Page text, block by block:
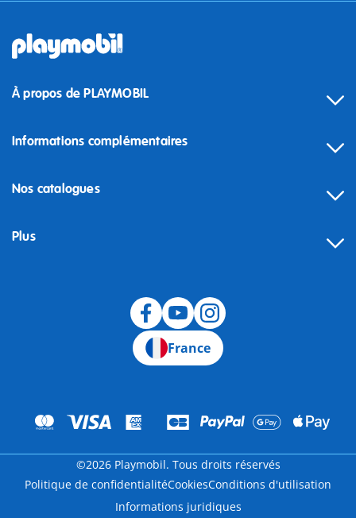
À propos de PLAYMOBIL
Informations complémentaires
Nos catalogues
Plus
France
©2026 Playmobil. Tous droits réservés
Politique de confidentialitéCookiesConditions d'utilisation
Informations juridiques